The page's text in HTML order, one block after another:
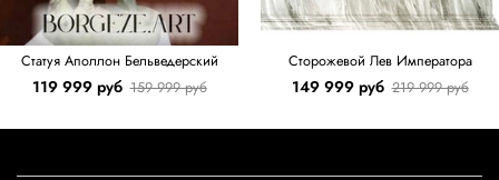
Статуя Аполлон Бельведерский
119 999 руб 159 999 руб
Сторожевой Лев Императора
149 999 руб 219 999 руб